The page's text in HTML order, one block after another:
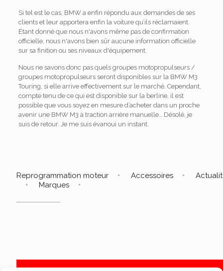
Si tel est le cas, BMW a enfin répondu aux demandes de ses
clients et leur apportera enfin la voiture qu’ils réclamaient.
Étant donné que nous n'avons même pas de confirmation
officielle, nous n'avons bien sûr aucune information officielle
sur sa finition ou ses niveaux d'équipement.
Nous ne savons donc pas quels groupes motopropulseurs /
groupes motopropulseurs seront disponibles sur la BMW M3
Touring, si elle arrive effectivement sur le marché. Cependant,
compte tenu de ce qui est disponible sur la berline, il est
possible que vous soyez en mesure d’acheter dans un proche
avenir une BMW M3 à traction arrière manuelle… Désolé, je
suis de retour. Je me suis évanoui un instant.
Reprogrammation moteur Accessoires
Marques